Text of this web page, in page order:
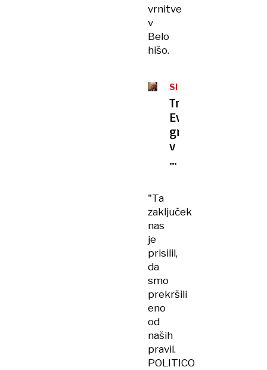
vrnitve
v
Belo
hišo.
SEVERNOATLANTSKI
ODNOSI
Trump:
Evropa
gre
v
napačno
"Ta
zaključek
nas
je
prisilil,
da
smo
prekršili
eno
od
naših
pravil.
POLITICO